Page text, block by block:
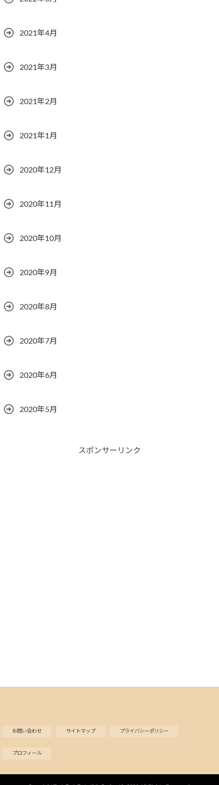
2021年4月
2021年3月
2021年2月
2021年1月
2020年12月
2020年11月
2020年10月
2020年9月
2020年8月
2020年7月
2020年6月
2020年5月
スポンサーリンク
お問い合わせ サイトマップ プライバシーポリシー
プロフィール